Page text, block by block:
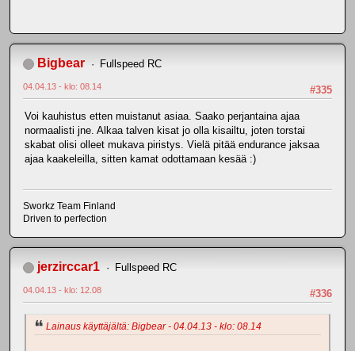
Bigbear Fullspeed RC
#335
04.04.13 - klo: 08.14
Voi kauhistus etten muistanut asiaa. Saako perjantaina ajaa
normaalisti jne. Alkaa talven kisat jo olla kisailtu, joten torstai
skabat olisi olleet mukava piristys. Vielä pitää endurance jaksaa
ajaa kaakeleilla, sitten kamat odottamaan kesää :)
Sworkz Team Finland
Driven to perfection
jerzirccar1 Fullspeed RC
#336
04.04.13 - klo: 12.08
Lainaus käyttäjältä: Bigbear - 04.04.13 - klo: 08.14